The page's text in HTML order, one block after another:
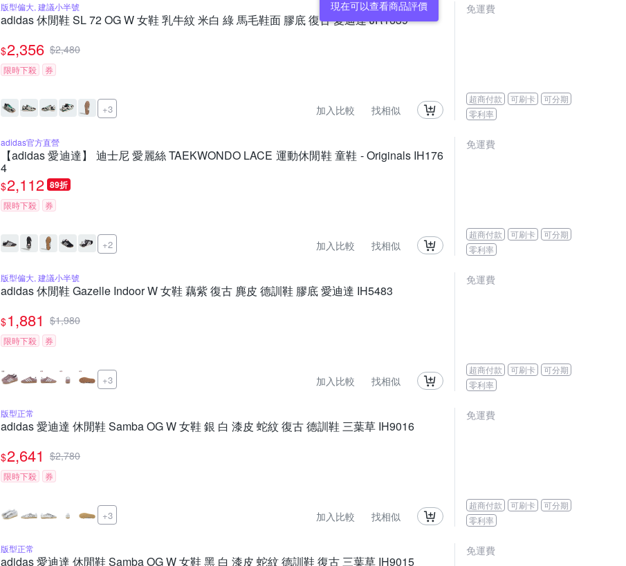
版型偏大, 建議小半號
adidas 休閒鞋 SL 72 OG W 女鞋 乳牛紋 米白 綠 馬毛鞋面 膠底 復古 愛迪達 JR1639
$2,356 $2,480
限時下殺 券
+3 加入比較 找相似
免運費
超商付款 可刷卡
可分期
零利率
adidas官方直營
【adidas 愛迪達】 迪士尼 愛麗絲 TAEKWONDO LACE 運動休閒鞋 童鞋 - Originals IH176
4
$2,112 89折
限時下殺 券
+2 加入比較 找相似
免運費
超商付款 可刷卡
可分期
零利率
版型偏大, 建議小半號
adidas 休閒鞋 Gazelle Indoor W 女鞋 藕紫 復古 麂皮 德訓鞋 膠底 愛迪達 IH5483
$1,881 $1,980
限時下殺 券
+3 加入比較 找相似
免運費
超商付款 可刷卡
可分期
零利率
版型正常
adidas 愛迪達 休閒鞋 Samba OG W 女鞋 銀 白 漆皮 蛇紋 復古 德訓鞋 三葉草 IH9016
$2,641 $2,780
限時下殺 券
+3 加入比較 找相似
免運費
超商付款 可刷卡
可分期
零利率
版型正常
adidas 愛迪達 休閒鞋 Samba OG W 女鞋 黑 白 漆皮 蛇紋 德訓鞋 復古 三葉草 IH9015
免運費